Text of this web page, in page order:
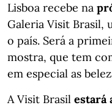
Lisboa recebe na
Galeria Visit Brasil,
o país. Será a
mostra, que tem
em especial as
A Visit Brasil estará